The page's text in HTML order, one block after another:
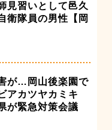
見習いとして邑久
衛隊員の男性【岡
が…岡山後楽園で
アカツヤカミキ
が緊急対策会議